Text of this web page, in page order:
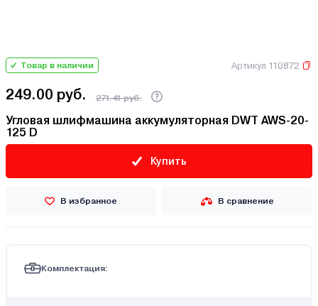
Товар в наличии Артикул 110872
249.00 руб. 271.41 руб.
Угловая шлифмашина аккумуляторная DWT AWS-20-
125 D
Купить
В избранное В сравнение
Комплектация: